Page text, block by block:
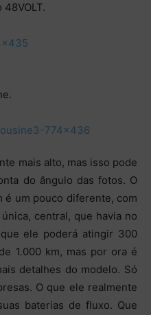
mais alto, mas isso pode
do ângulo das fotos. O
é um pouco diferente, com
central, que havia no
ele poderá atingir 300
1.000 km, mas por ora é
detalhes do modelo. Só
O que ele realmente
baterias de fluxo. Que